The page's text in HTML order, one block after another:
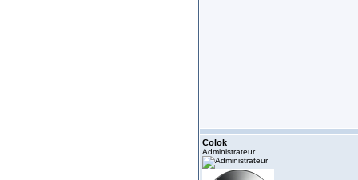
Colok
Administrateur